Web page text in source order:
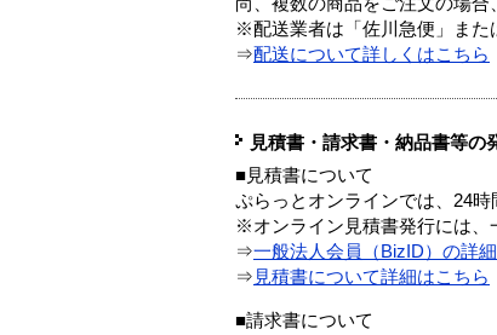
尚、複数の商品をご注文の場合
※配送業者は「佐川急便」また
⇒配送について詳しくはこちら
見積書・請求書・納品書等の
■見積書について
ぷらっとオンラインでは、24
※オンライン見積書発行には、
⇒一般法人会員（BizID）の詳
⇒ 見積書について詳細はこちら
■請求書について